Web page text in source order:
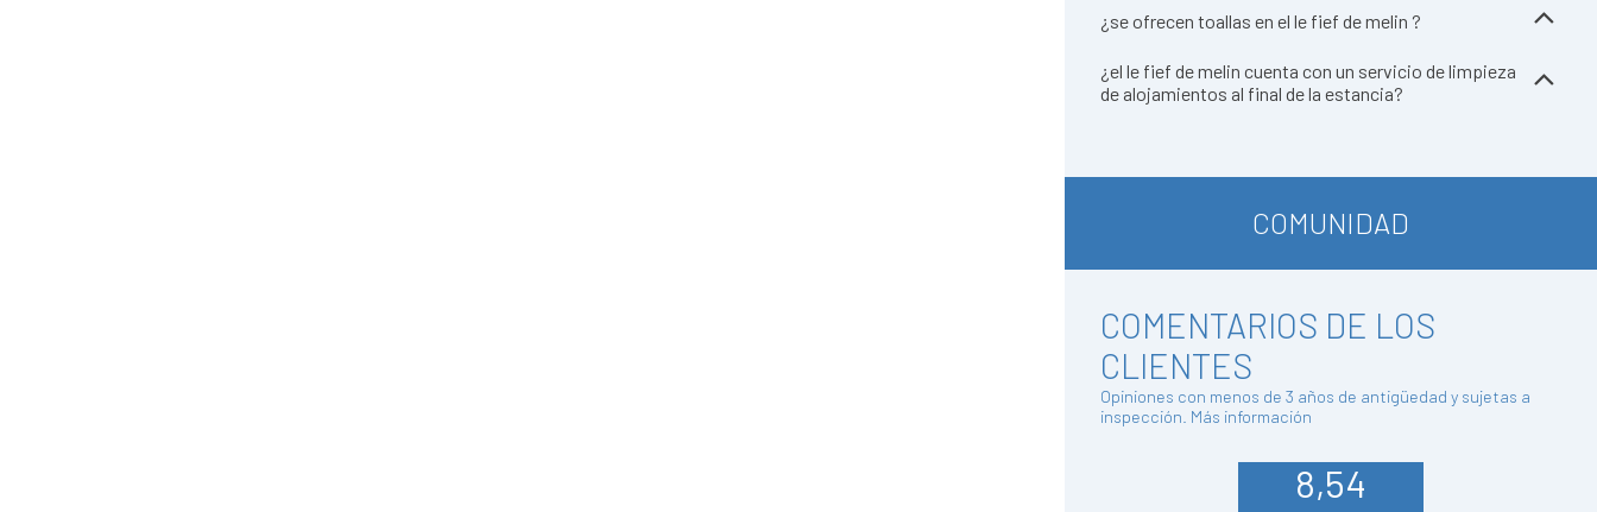
¿se ofrecen toallas en el le fief de melin ?
¿el le fief de melin cuenta con un servicio de limpieza
de alojamientos al final de la estancia?
COMUNIDAD
COMENTARIOS DE LOS
CLIENTES
Opiniones con menos de 3 años de antigüedad y sujetas a
inspección. Más información
8,54